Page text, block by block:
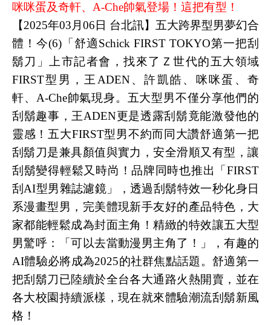
咪咪蛋及奇軒、A-Che帥氣登場！這把有型！
【2025年03月06日 台北訊】五大跨界型男夢幻合
體！今(6)「舒適Schick FIRST TOKYO第一把刮
鬍刀」上市記者會，找來了Ｚ世代的五大領域
FIRST型男，王ADEN、許凱皓、咪咪蛋、奇
軒、A-Che帥氣現身。五大型男不僅分享他們的
刮鬍趣事，王ADEN更是透露刮鬍竟能激發他的
靈感！五大FIRST型男不約而同大讚舒適第一把
刮鬍刀是兼具顏值與實力，安全滑順又有型，讓
刮鬍變得輕鬆又時尚！品牌同時也推出「FIRST
刮AI型男雜誌濾鏡」，透過刮鬍特效一秒化身日
系漫畫型男，完美體現新手友好的產品特色，大
家都能輕鬆成為封面主角！精緻的特效讓五大型
男驚呼：「可以去當動漫男主角了！」，有趣的
AI體驗必將成為2025的社群焦點話題。舒適第一
把刮鬍刀已陸續於全台各大通路火熱開賣，並在
各大校園持續派樣，現在就來體驗潮流刮鬍新風
格！